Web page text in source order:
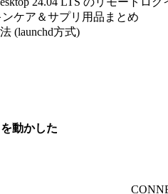
ケア＆サプリ用品まとめ
(launchd方式)
動かした